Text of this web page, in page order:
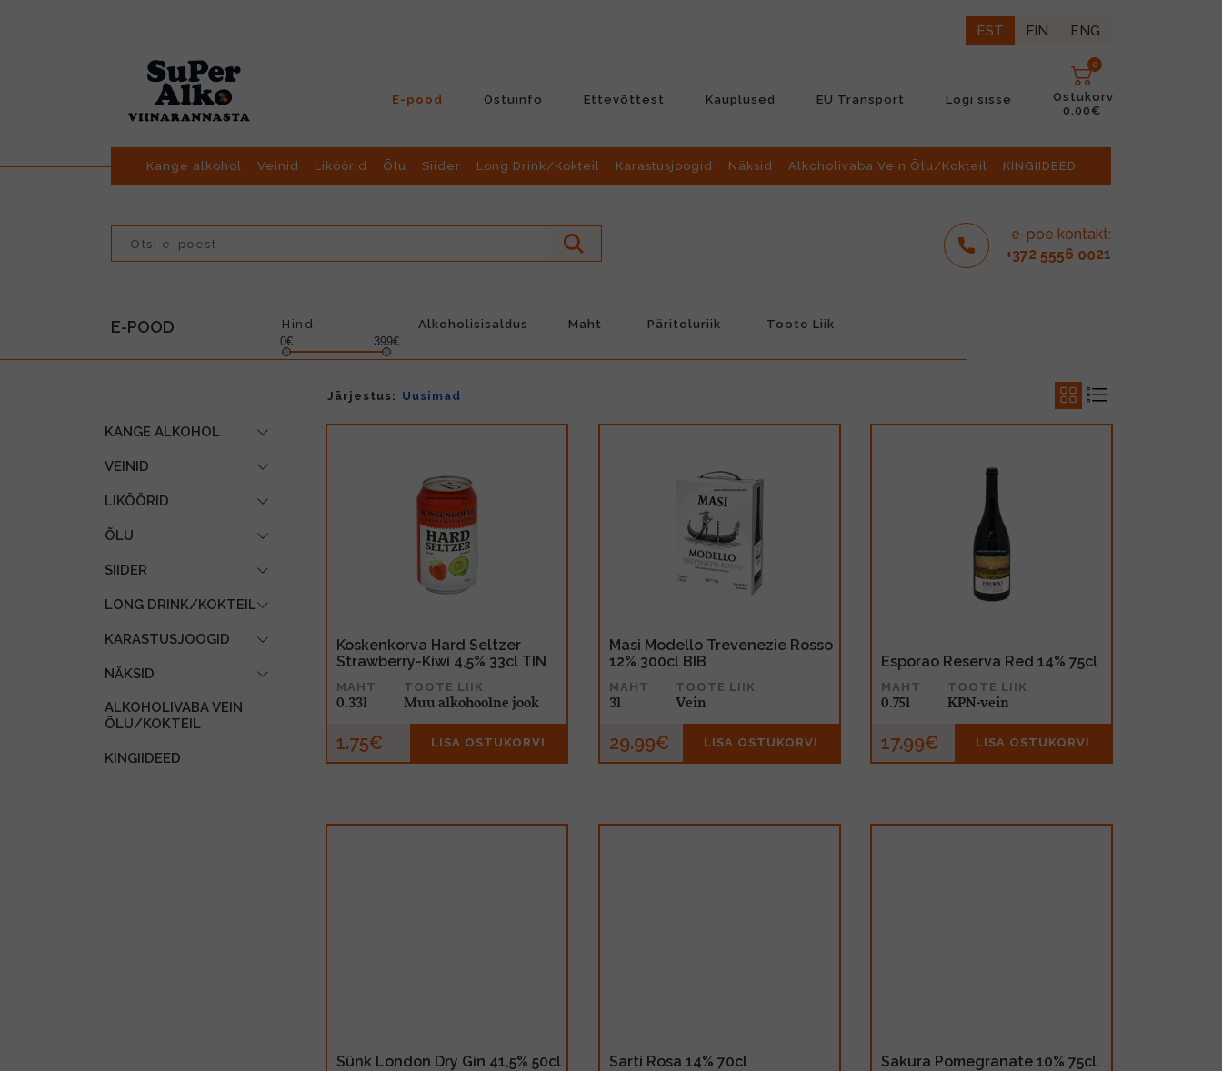
EST FIN ENG
E-pood Ostuinfo Ettevõttest Kauplused EU Transport Logi sisse
0
Ostukorv
0.00€
Kange alkohol Veinid Liköörid Õlu Siider Long Drink/Kokteil Karastusjoogid Näksid Alkoholivaba Vein Õlu/Kokteil KINGIIDEED
e-poe kontakt:
+372 5556 0021
E-POOD
Hind
0€
399€
Alkoholisisaldus Maht Päritoluriik Toote Liik
KANGE ALKOHOL
VEINID
LIKÖÖRID
ÕLU
SIIDER
LONG DRINK/KOKTEIL
KARASTUSJOOGID
NÄKSID
ALKOHOLIVABA VEIN
ÕLU/KOKTEIL
KINGIIDEED
Järjestus: Uusimad
Koskenkorva Hard Seltzer
Strawberry-Kiwi 4,5% 33cl TIN
MAHT
0.33l
TOOTE LIIK
Muu alkohoolne jook
1.75€ LISA OSTUKORVI
Masi Modello Trevenezie Rosso
12% 300cl BIB
MAHT
3l
TOOTE LIIK
Vein
29.99€ LISA OSTUKORVI
Esporao Reserva Red 14% 75cl
MAHT
0.75l
TOOTE LIIK
KPN-vein
17.99€ LISA OSTUKORVI
Sünk London Dry Gin 41,5% 50cl Sarti Rosa 14% 70cl Sakura Pomegranate 10% 75cl